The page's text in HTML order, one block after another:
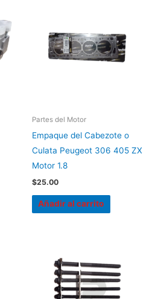
Partes del Motor
Empaque del Cabezote o
Culata Peugeot 306 405 ZX
Motor 1.8
$25.00
Añadir al carrito